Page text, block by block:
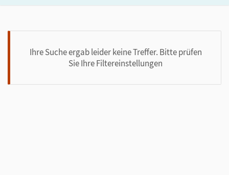
Ihre Suche ergab leider keine Treffer. Bitte prüfen
Sie Ihre Filtereinstellungen